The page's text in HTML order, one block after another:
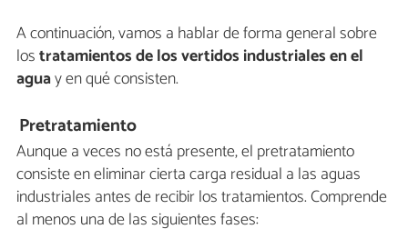
A continuación, vamos a hablar de forma general sobre
lostratamientos de los vertidos industriales en el
aguay en qué consisten.
Pretratamiento
Aunque a veces no está presente, el pretratamiento
consiste en eliminar cierta carga residual a las aguas
industriales antes de recibir los tratamientos. Comprende
al menos una de las siguientes fases: